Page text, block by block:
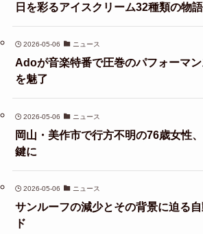
日を彩るアイスクリーム32種類の物語
2026-05-06 ニュース
Adoが音楽特番で圧巻のパフォーマ
を魅了
2026-05-06 ニュース
岡山・美作市で行方不明の76歳女性
鍵に
2026-05-06 ニュース
サンルーフの減少とその背景に迫る
ド